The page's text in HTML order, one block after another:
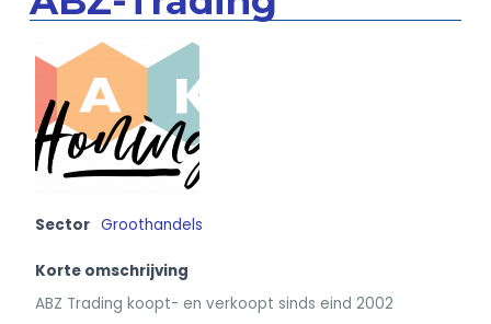
Sector Groothandels
Korte omschrijving
ABZ Trading koopt- en verkoopt sinds eind 2002